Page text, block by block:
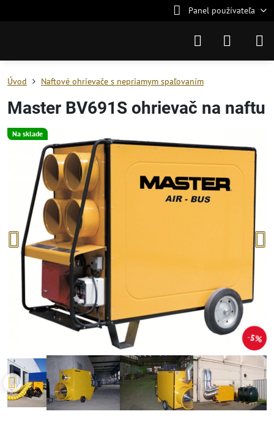
Panel používateľa
Na sklade
5%
Úvod Naftové ohrievače s nepriamym spaľovaním
Master BV691S ohrievač na naftu